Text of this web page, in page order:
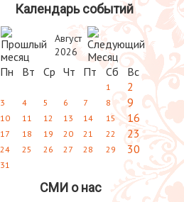
Календарь событий
Август
2026
Пн Вт Ср Чт Пт Сб Вс
1 2
3 4 5 6 7 8 9
10 11 12 13 14 15 16
17 18 19 20 21 22 23
24 25 26 27 28 29 30
31
СМИ о нас